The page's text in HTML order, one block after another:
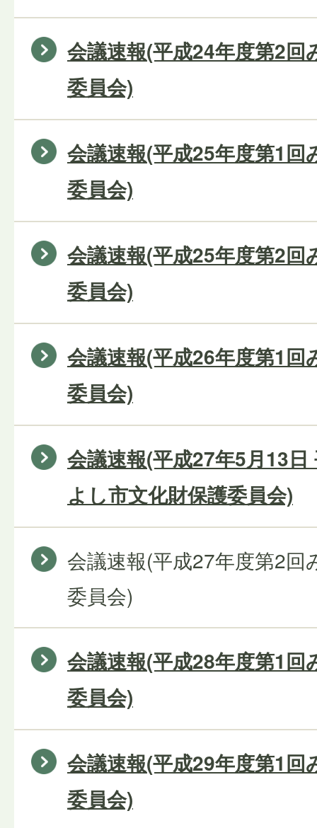
会議速報(平成24年度第2回
委員会)
会議速報(平成25年度第1回
委員会)
会議速報(平成25年度第2回
委員会)
会議速報(平成26年度第1回
委員会)
会議速報(平成27年5月13
よし市文化財保護委員会)
会議速報(平成27年度第2回
委員会)
会議速報(平成28年度第1回
委員会)
会議速報(平成29年度第1回
委員会)